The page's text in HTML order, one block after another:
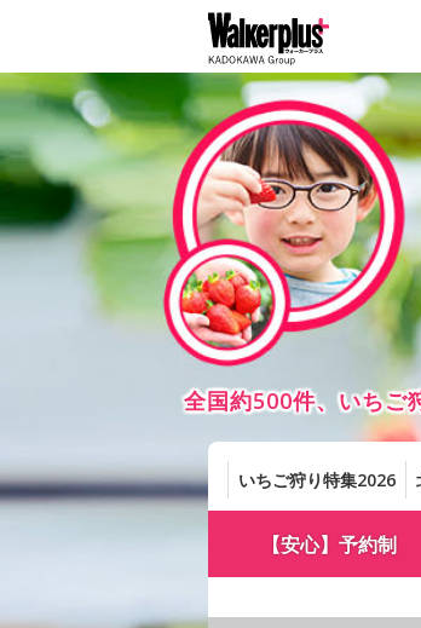
全国約500件、いちご
いちご狩り特集2026
【安心】予約制